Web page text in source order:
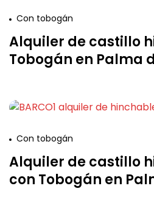
Con tobogán
Alquiler de castillo
Tobogán en Palma
Con tobogán
Alquiler de castillo
con Tobogán en